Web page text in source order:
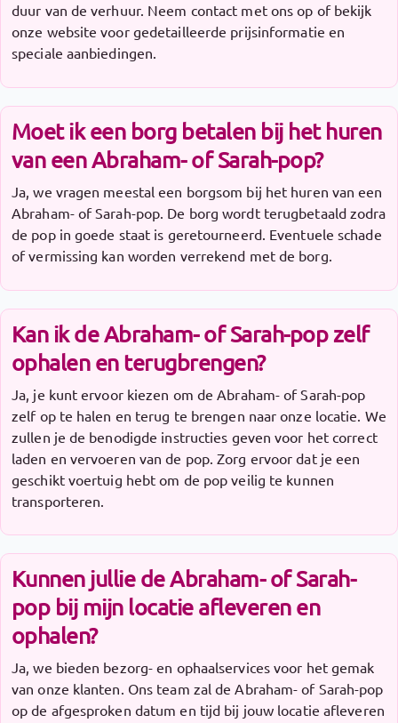
duur van de verhuur. Neem contact met ons op of bekijk
onze website voor gedetailleerde prijsinformatie en
speciale aanbiedingen.
Moet ik een borg betalen bij het huren
van een Abraham- of Sarah-pop?
Ja, we vragen meestal een borgsom bij het huren van een
Abraham- of Sarah-pop. De borg wordt terugbetaald zodra
de pop in goede staat is geretourneerd. Eventuele schade
of vermissing kan worden verrekend met de borg.
Kan ik de Abraham- of Sarah-pop zelf
ophalen en terugbrengen?
Ja, je kunt ervoor kiezen om de Abraham- of Sarah-pop
zelf op te halen en terug te brengen naar onze locatie. We
zullen je de benodigde instructies geven voor het correct
laden en vervoeren van de pop. Zorg ervoor dat je een
geschikt voertuig hebt om de pop veilig te kunnen
transporteren.
Kunnen jullie de Abraham- of Sarah-
pop bij mijn locatie afleveren en
ophalen?
Ja, we bieden bezorg- en ophaalservices voor het gemak
van onze klanten. Ons team zal de Abraham- of Sarah-pop
op de afgesproken datum en tijd bij jouw locatie afleveren